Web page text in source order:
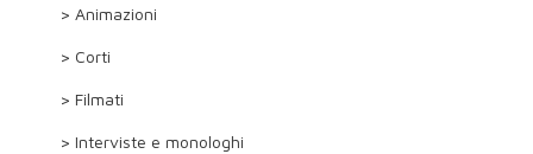
> Animazioni
> Corti
> Filmati
> Interviste e monologhi